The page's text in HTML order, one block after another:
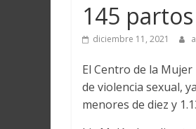
145
diciembre 11, 2021
El Centro de la
de violencia sexual,
menores de diez y